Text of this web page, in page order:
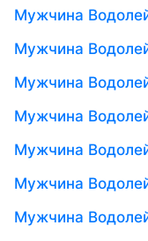
Мужчина
Мужчина
Мужчина
Мужчина
Мужчина
Мужчина
Мужчина